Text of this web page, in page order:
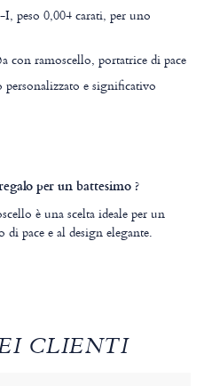
peso 0,004 carati, per uno
con ramoscello, portatrice di pace
e significativo
per un battesimo ?
è una scelta ideale per un
pace e al design elegante.
CLIENTI